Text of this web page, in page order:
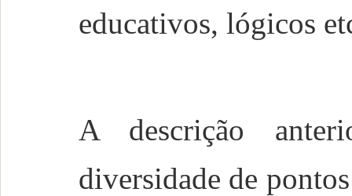
educativos, lógicos
A descrição
diversidade de